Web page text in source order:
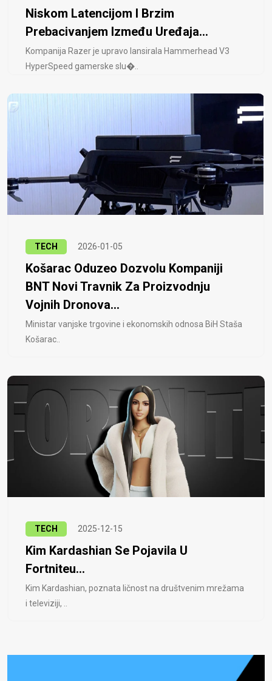
Niskom Latencijom I Brzim
Prebacivanjem Između Uređaja...
Kompanija Razer je upravo lansirala Hammerhead V3
HyperSpeed ​​gamerske slu�..
TECH 2026-01-05
Košarac Oduzeo Dozvolu Kompaniji
BNT Novi Travnik Za Proizvodnju
Vojnih Dronova...
Ministar vanjske trgovine i ekonomskih odnosa BiH Staša
Košarac..
TECH 2025-12-15
Kim Kardashian Se Pojavila U
Fortniteu...
Kim Kardashian, poznata ličnost na društvenim mrežama
i televiziji, ..